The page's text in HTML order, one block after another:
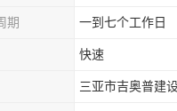
期 一到七个工作日
快速